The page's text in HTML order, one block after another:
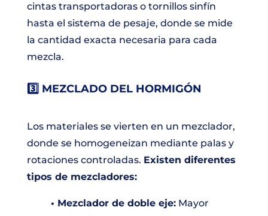
cintas transportadoras o tornillos sinfín
hasta el sistema de pesaje, donde se mide
la cantidad exacta necesaria para cada
mezcla.
3️⃣ MEZCLADO DEL HORMIGÓN
Los materiales se vierten en un mezclador,
donde se homogeneizan mediante palas y
rotaciones controladas. Existen diferentes
tipos de mezcladores:
• Mezclador de doble eje:Mayor